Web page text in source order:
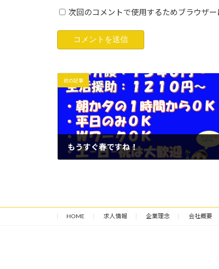
次回のコメントで使用するためブラウザ
前の記事
もうすぐ春ですね！
HOME 求人情報 企業理念 会社概要